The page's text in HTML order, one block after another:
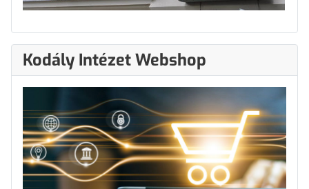
Kodály Intézet Webshop